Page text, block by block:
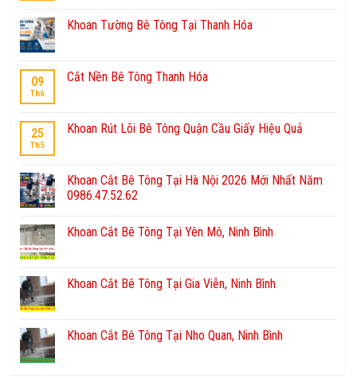
Khoan Tường Bê Tông Tại Thanh Hóa
09
Th6
Cắt Nền Bê Tông Thanh Hóa
25
Th5
Khoan Rút Lõi Bê Tông Quận Cầu Giấy Hiệu Quả
Khoan Cắt Bê Tông Tại Hà Nội 2026 Mới Nhất Năm
0986.47.52.62
Khoan Cắt Bê Tông Tại Yên Mô, Ninh Bình
Khoan Cắt Bê Tông Tại Gia Viễn, Ninh Bình
Khoan Cắt Bê Tông Tại Nho Quan, Ninh Bình